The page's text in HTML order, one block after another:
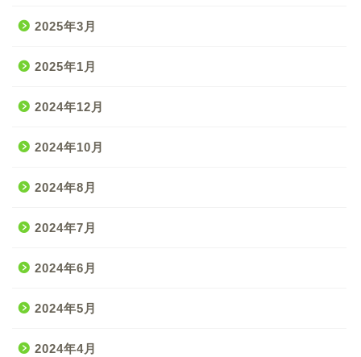
2025年3月
2025年1月
2024年12月
2024年10月
2024年8月
2024年7月
2024年6月
2024年5月
2024年4月